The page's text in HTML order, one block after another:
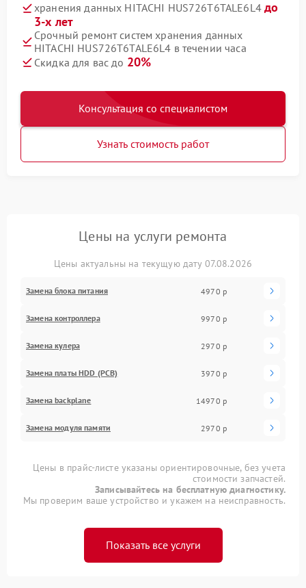
хранения данных HITACHI HUS726T6TALE6L4 до
3-х лет
Срочный ремонт систем хранения данных
HITACHI HUS726T6TALE6L4 в течении часа
Скидка для вас до 20%
Консультация со специалистом
Узнать стоимость работ
Цены на услуги ремонта
Цены актуальны на текущую дату 07.08.2026
Замена блока питания 4970 р
Замена контроллера 9970 р
Замена кулера 2970 р
Замена платы HDD (PCB) 3970 р
Замена backplane 14970 р
Замена модуля памяти 2970 р
Цены в прайс-листе указаны ориентировочные, без учета
стоимости запчастей.
Записывайтесь на бесплатную диагностику.
Мы проверим ваше устройство и укажем на неисправность.
Показать все услуги